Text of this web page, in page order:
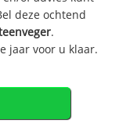
deze ochtend
.
jaar voor u klaar.